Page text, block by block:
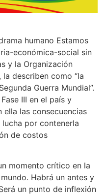
humano Estamos
económica-social sin
y la Organización
la describen como “la
Guerra Mundial”.
III en el país y
las consecuencias
por contenerla
de costos
momento crítico en la
Habrá un antes y
un punto de inflexión